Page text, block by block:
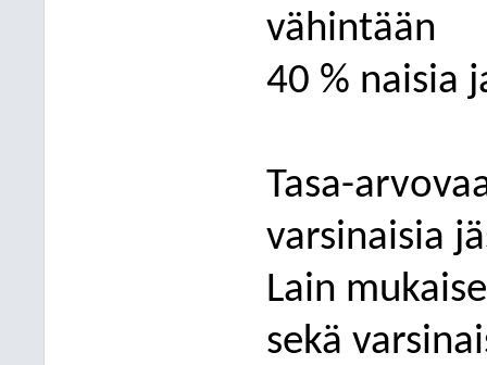
vähintään
40 % naisia
Tasa-
varsinaisia
Lain
sekä